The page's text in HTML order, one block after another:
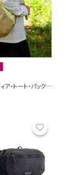
[パタゴニア]テラヴィア・トート・パック 24L